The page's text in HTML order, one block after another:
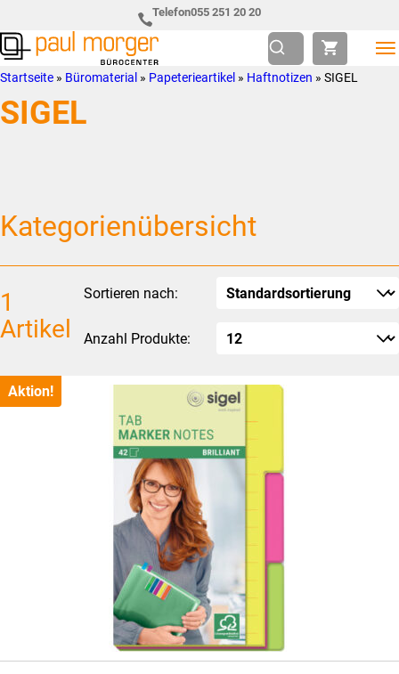
Hauptnavigation
springen
to
main
content
Telefon055 251 20 20
Paul
Morger
AG
so
individuell
wie
Startseite » Büromaterial » Papeterieartikel » Haftnotizen » SIGEL
SIGEL
Kategorienübersicht
1
Artikel
Sortieren nach:
Anzahl Produkte:
Aktion!